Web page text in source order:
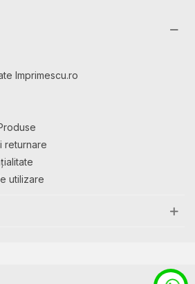
Imprimescu.ro
returnare
utilizare